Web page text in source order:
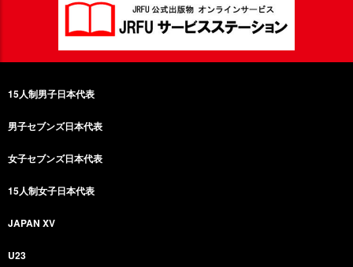
15人制男子日本代表
男子セブンズ日本代表
女子セブンズ日本代表
15人制女子日本代表
JAPAN XV
U23